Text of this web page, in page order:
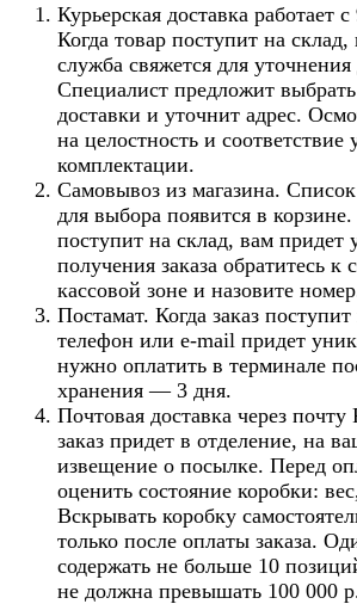
Курьерская доставка работает
Когда товар поступит на склад,
служба свяжется для уточнения
Специалист предложит
доставки и уточнит адрес.
на целостность и соответствие
комплектации.
Самовывоз из магазина.
для выбора появится в корзине.
поступит на склад, вам придет
получения заказа обратитесь к
кассовой зоне и назовите
Постамат. Когда заказ
телефон или e-mail придет
нужно оплатить в терминале
хранения — 3 дня.
Почтовая доставка через почту
заказ придет в отделение, на
извещение о посылке. Перед
оценить состояние коробки:
Вскрывать коробку
только после оплаты заказа.
содержать не больше 10
не должна превышать 100 000